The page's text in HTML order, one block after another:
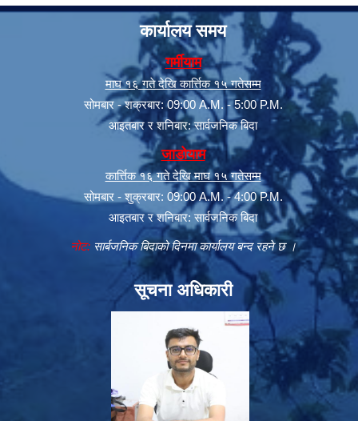
कार्यालय समय
गर्मीयाम
माघ १६ गते देखि कार्त्तिक १५ गतेसम्म
सोमबार - शक्रबार: 09:00 A.M. - 5:00 P.M.
आइतबार र शनिबार: सार्वजनिक बिदा
जाडोयाम
कार्त्तिक १६ गते देखि माघ १५ गतेसम्म
सोमबार - शुक्रबार: 09:00 A.M. - 4:00 P.M.
आइतबार र शनिबार: सार्वजनिक बिदा
नोट:सार्बजनिक बिदाको दिनमा कार्यालय बन्द रहने छ ।
सूचना अधिकारी